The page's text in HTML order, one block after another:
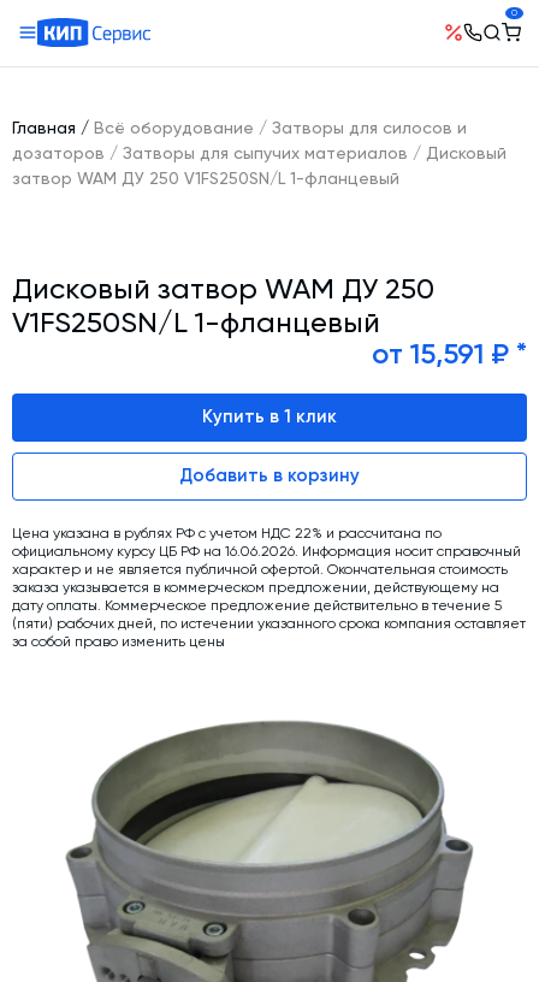
0
Бетонные заводы (БСУ, РБУ)
Бетоносмесители
Гибкие шнеки для сыпучих материалов
Конвейерное оборудование
Силосы для цемента и обвязка
Растариватели Биг-Бегов
Тепловое оборудование
Дозаторы для бетонных заводов
Затворы для силосов и дозаторов
Промышленные фильтры и комплектующие
Оборудование для производства ЖБИ
Пневмооборудование
Телескопические загрузчики
Датчики
Промышленные вибраторы
Рециклинг
Дробильно-сортировочный комплекс
География поставок
Руководство
Сотрудничество
История компании
Ответы на вопросы
Условия труда
Контакты
Главная / Всё оборудование / Затворы для силосов и
дозаторов / Затворы для сыпучих материалов / Дисковый
затвор WAM ДУ 250 V1FS250SN/L 1-фланцевый
Дисковый затвор WAM ДУ 250
V1FS250SN/L 1-фланцевый
от 15,591 ₽ *
Купить в 1 клик
Добавить в корзину
Цена указана в рублях РФ с учетом НДС 22% и рассчитана по
официальному курсу ЦБ РФ на 16.06.2026. Информация носит справочный
характер и не является публичной офертой. Окончательная стоимость
заказа указывается в коммерческом предложении, действующему на
дату оплаты. Коммерческое предложение действительно в течение 5
(пяти) рабочих дней, по истечении указанного срока компания оставляет
за собой право изменить цены